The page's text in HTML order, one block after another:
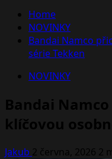
Home
NOVINKY
Bandai Namco
série Tekken
NOVINKY
Bandai
klíčovou
Jakub 2 června, 2026 2